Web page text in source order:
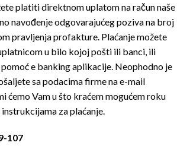
platiti direktnom uplatom na račun naše
navođenje odgovarajućeg poziva na broj
pravljenja profakture. Plaćanje možete
u bilo kojoj pošti ili banci, ili
e banking aplikacije. Neophodno je
sa podacima firme na e-mail
ćemo Vam u što kraćem mogućem roku
za plaćanje.
107